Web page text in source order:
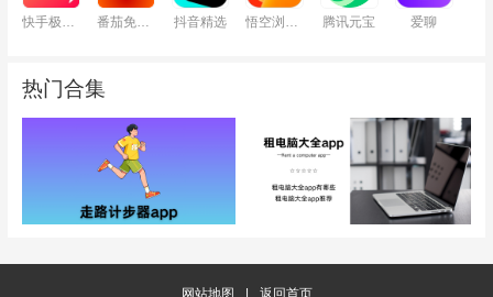
抖音精选 腾讯元宝 爱聊
热门合集
网站地图 | 返回首页